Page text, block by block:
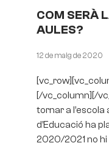
COM SERÀ
AULES?
12 de maig de 2020
[/vc_column][/
tornar a
d’Educació ha
2020/2021 no